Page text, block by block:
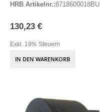
HRB Artikelnr.:8718600018BU
130,23 €
Exkl. 19% Steuern
IN DEN WARENKORB